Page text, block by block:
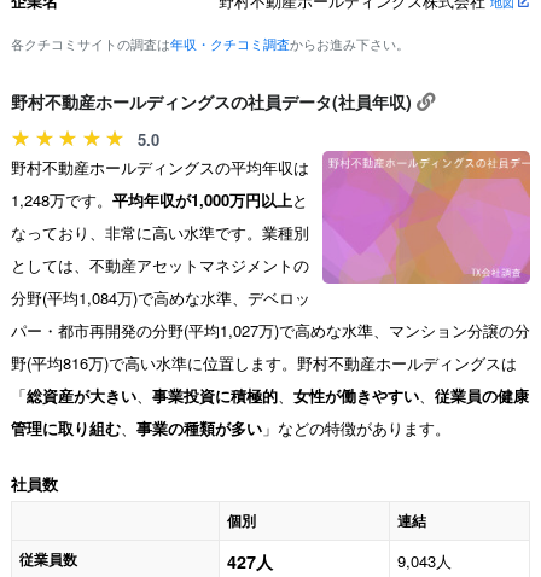
各クチコミサイトの調査は年収・クチコミ調査からお進み下さい。
野村不動産ホールディングスの社員データ(社員年収)
5.0
野村不動産ホールディングスの平均年収は
1,248万です。 平均年収が1,000万円以上と
なっており、非常に高い水準です。業種別
としては、不動産アセットマネジメントの
分野(平均1,084万)で高めな水準、デベロッ
パー・都市再開発の分野(平均1,027万)で高めな水準、マンション分譲の分
野(平均816万)で高い水準に位置します。野村不動産ホールディングスは
「総資産が大きい、 事業投資に積極的、 女性が働きやすい、 従業員の健康
管理に取り組む、 事業の種類が多い 」などの特徴があります。
社員数
個別
連結
従業員数
427人 9,043人